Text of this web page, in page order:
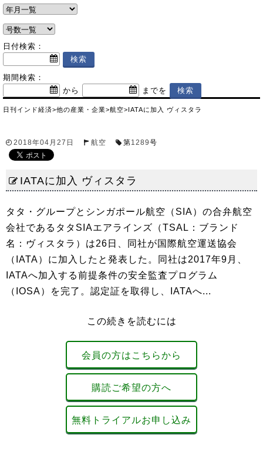
日付検索：
期間検索：
から
までを
日刊インド経済>他の産業・企業>航空>IATAに加入 ヴィスタラ
2018年04月27日 航空 第1289号
IATAに加入 ヴィスタラ
タタ・グループとシンガポール航空（SIA）の合弁航空
会社であるタタSIAエアラインズ（TSAL：ブランド
名：ヴィスタラ）は26日、同社が国際航空運送協会
（IATA）に加入したと発表した。同社は2017年9月、
IATAへ加入する前提条件の安全監査プログラム
（IOSA）を完了。認定証を取得し、IATAへ...
この続きを読むには
会員の方はこちらから
購読ご希望の方へ
無料トライアルお申し込み